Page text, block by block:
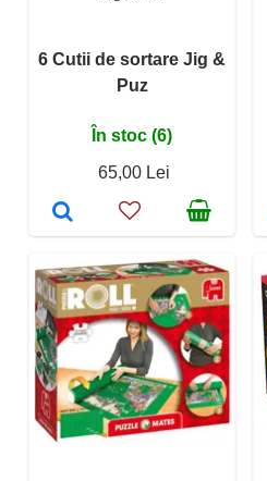
6 Cutii de sortare Jig &
Puz
În stoc (6)
65,00 Lei